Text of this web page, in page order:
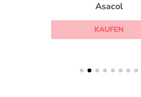
Asacol
KAUFEN